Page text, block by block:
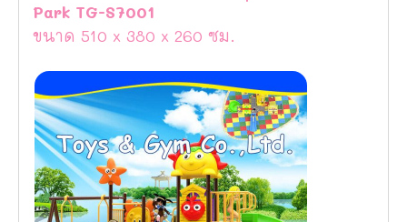
Park TG-S7001
ขนาด 510 x 380 x 260 ซม.